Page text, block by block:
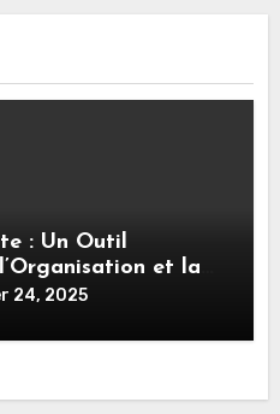
: Un Outil
et la
24, 2025